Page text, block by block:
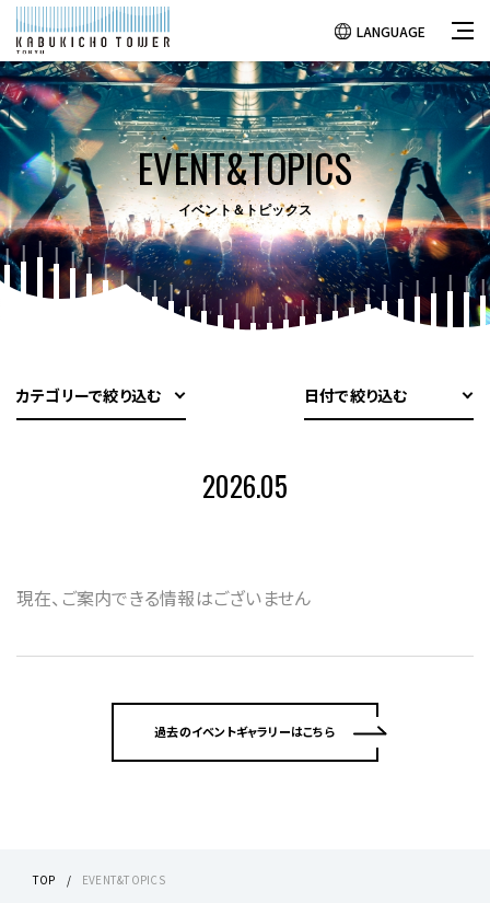
LANGUAGE
EVENT&TOPICS
イベント＆トピックス
カテゴリーで絞り込む 日付で絞り込む
2026.05
現在、ご案内できる情報はございません
過去のイベントギャラリーはこちら
TOP EVENT&TOPICS